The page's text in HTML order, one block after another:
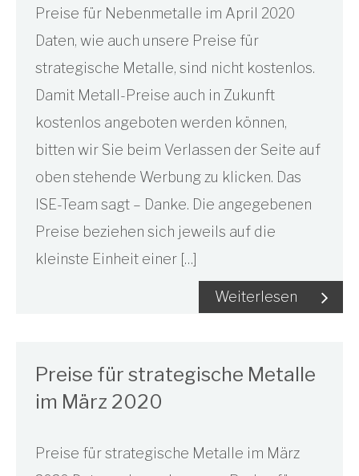
Preise für Nebenmetalle im April 2020
Daten, wie auch unsere Preise für
strategische Metalle, sind nicht kostenlos.
Damit Metall-Preise auch in Zukunft
kostenlos angeboten werden können,
bitten wir Sie beim Verlassen der Seite auf
oben stehende Werbung zu klicken. Das
ISE-Team sagt – Danke. Die angegebenen
Preise beziehen sich jeweils auf die
kleinste Einheit einer […]
Weiterlesen
Preise für strategische Metalle
im März 2020
Preise für strategische Metalle im März